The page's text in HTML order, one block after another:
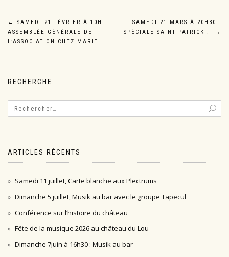
Navigation
de
←
SAMEDI 21 FÉVRIER À 10H :
ASSEMBLÉE GÉNÉRALE DE
L’ASSOCIATION CHEZ MARIE
SAMEDI 21 MARS À 20H30 :
SPÉCIALE SAINT PATRICK !
→
RECHERCHE
ARTICLES RÉCENTS
Samedi 11 juillet, Carte blanche aux Plectrums
Dimanche 5 juillet, Musik au bar avec le groupe Tapecul
Conférence sur l’histoire du château
Fête de la musique 2026 au château du Lou
Dimanche 7juin à 16h30 : Musik au bar